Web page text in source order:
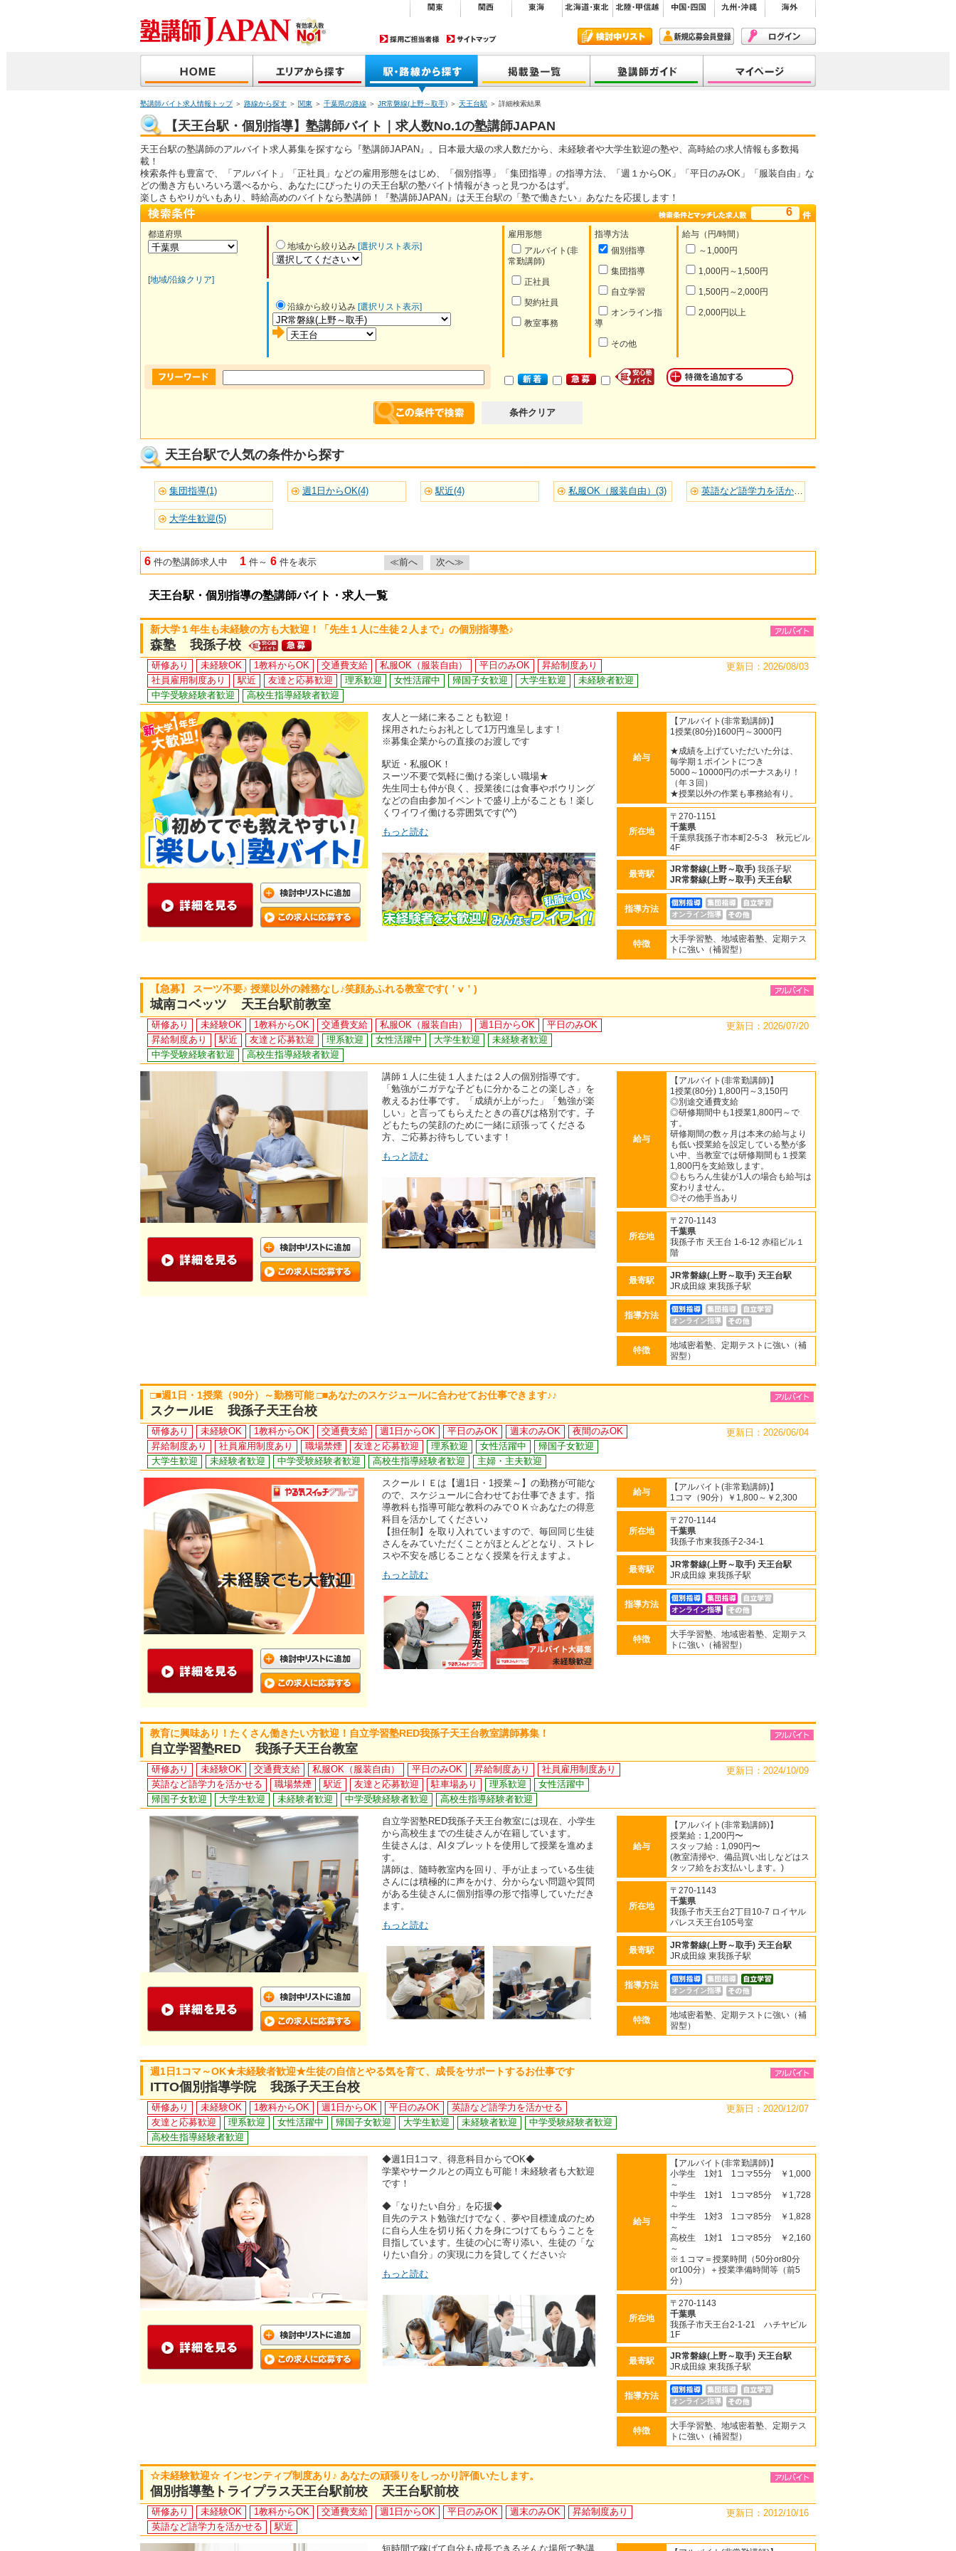
塾講師バイト求人情報トップ＞ 路線から探す ＞ 関東 ＞ 千葉県の路線 ＞ JR常磐線(上野～取手) ＞ 天王台駅 ＞ 詳細検索結果
【天王台駅・個別指導】塾講師バイト｜求人数No.1の塾講師JAPAN
天王台駅の塾講師のアルバイト求人募集を探すなら『塾講師JAPAN』。日本最大級の求人数だから、未経験者や大学生歓迎の塾や、高時給の求人情報も多数掲
載！
検索条件も豊富で、「アルバイト」「正社員」などの雇用形態をはじめ、「個別指導」「集団指導」の指導方法、「週１からOK」「平日のみOK」「服装自由」な
どの働き方もいろいろ選べるから、あなたにぴったりの天王台駅の塾バイト情報がきっと見つかるはず。
楽しさもやりがいもあり、時給高めのバイトなら塾講師！『塾講師JAPAN』は天王台駅の「塾で働きたい」あなたを応援します！
6
都道府県
[地域/沿線クリア]
地域から絞り込み [選択リスト表示]
雇用形態
アルバイト(非
常勤講師)
正社員
契約社員
教室事務
指導方法
個別指導
集団指導
自立学習
オンライン指
導
その他
給与（円/時間）
～1,000円
1,000円～1,500円
1,500円～2,000円
2,000円以上
沿線から絞り込み [選択リスト表示]
条件クリア
天王台駅で人気の条件から探す
集団指導(1) 週1日からOK(4) 駅近(4) 私服OK（服装自由）(3) 英語など語学力を活かせる(3)
大学生歓迎(5)
6 件の塾講師求人中 1 件～ 6 件を表示 ≪前へ 次へ≫
天王台駅・個別指導の塾講師バイト・求人一覧
新大学１年生も未経験の方も大歓迎！「先生１人に生徒２人まで」の個別指導塾♪
森塾 我孫子校
研修あり 未経験OK 1教科からOK 交通費支給 私服OK（服装自由） 平日のみOK
昇給制度あり
社員雇用制度あり
駅近 友達と応募歓迎 理系歓迎 女性活躍中 帰国子女歓迎 大学生歓迎
未経験者歓迎
中学受験経験者歓迎
高校生指導経験者歓迎
更新日：2026/08/03
友人と一緒に来ることも歓迎！
採用されたらお礼として1万円進呈します！
※募集企業からの直接のお渡しです
駅近・私服OK！
スーツ不要で気軽に働ける楽しい職場★
先生同士も仲が良く、授業後には食事やボウリング
などの自由参加イベントで盛り上がることも！楽し
くワイワイ働ける雰囲気です(^^)
もっと読む
給与
【アルバイト(非常勤講師)】
1授業(80分)1600円～3000円
★成績を上げていただいた分は、
毎学期１ポイントにつき
5000～10000円のボーナスあり！
（年３回）
★授業以外の作業も事務給有り。
所在地
〒270-1151
千葉県
千葉県我孫子市本町2-5-3 秋元ビル
4F
最寄駅
JR常磐線(上野～取手) 我孫子駅
JR常磐線(上野～取手) 天王台駅
指導方法
オンライン指導
特徴
大手学習塾、地域密着塾、定期テス
トに強い（補習型）
【急募】 スーツ不要♪ 授業以外の雑務なし♪笑顔あふれる教室です(＇v＇)
城南コベッツ 天王台駅前教室
研修あり 未経験OK 1教科からOK 交通費支給 私服OK（服装自由） 週1日からOK
平日のみOK
昇給制度あり
駅近 友達と応募歓迎 理系歓迎 女性活躍中 大学生歓迎
未経験者歓迎
中学受験経験者歓迎
高校生指導経験者歓迎
更新日：2026/07/20
講師１人に生徒１人または２人の個別指導です。
「勉強がニガテな子どもに分かることの楽しさ」を
教えるお仕事です。「成績が上がった」「勉強が楽
しい」と言ってもらえたときの喜びは格別です。子
どもたちの笑顔のために一緒に頑張ってくださる
方、ご応募お待ちしています！
もっと読む
給与
【アルバイト(非常勤講師)】
1授業(80分) 1,800円～3,150円
◎別途交通費支給
◎研修期間中も1授業1,800円～で
す。
研修期間の数ヶ月は本来の給与より
も低い授業給を設定している塾が多
い中、当教室では研修期間も１授業
1,800円を支給致します。
◎もちろん生徒が1人の場合も給与は
変わりません。
◎その他手当あり
所在地
〒270-1143
千葉県
我孫子市 天王台 1-6-12 赤稲ビル１
階
最寄駅
JR常磐線(上野～取手) 天王台駅
JR成田線 東我孫子駅
指導方法
オンライン指導
特徴
地域密着塾、定期テストに強い（補
習型）
□■週1日・1授業（90分）～勤務可能 □■あなたのスケジュールに合わせてお仕事できます♪♪
スクールIE 我孫子天王台校
研修あり 未経験OK 1教科からOK 交通費支給 週1日からOK 平日のみOK 週末のみOK
夜間のみOK
昇給制度あり
社員雇用制度あり 職場禁煙 友達と応募歓迎 理系歓迎 女性活躍中
帰国子女歓迎
大学生歓迎
未経験者歓迎 中学受験経験者歓迎 高校生指導経験者歓迎 主婦・主夫歓迎
更新日：2026/06/04
スクールＩＥは【週1日・1授業～】の勤務が可能な
ので、スケジュールに合わせてお仕事できます。指
導教科も指導可能な教科のみでＯＫ☆あなたの得意
科目を活かしてください♪
【担任制】を取り入れていますので、毎回同じ生徒
さんをみていただくことがほとんどとなり、ストレ
スや不安を感じることなく授業を行えますよ。
もっと読む
給与
【アルバイト(非常勤講師)】
1コマ（90分）￥1,800～￥2,300
所在地
〒270-1144
千葉県
我孫子市東我孫子2-34-1
最寄駅
JR常磐線(上野～取手) 天王台駅
JR成田線 東我孫子駅
指導方法
オンライン指導
特徴
大手学習塾、地域密着塾、定期テス
トに強い（補習型）
教育に興味あり！たくさん働きたい方歓迎！自立学習塾RED我孫子天王台教室講師募集！
自立学習塾RED 我孫子天王台教室
研修あり 未経験OK 交通費支給 私服OK（服装自由） 平日のみOK 昇給制度あり
社員雇用制度あり
英語など語学力を活かせる
職場禁煙 駅近 友達と応募歓迎 駐車場あり 理系歓迎
女性活躍中
帰国子女歓迎
大学生歓迎 未経験者歓迎 中学受験経験者歓迎 高校生指導経験者歓迎
更新日：2024/10/09
自立学習塾RED我孫子天王台教室には現在、小学生
から高校生までの生徒さんが在籍しています。
生徒さんは、AIタブレットを使用して授業を進めま
す。
講師は、随時教室内を回り、手が止まっている生徒
さんには積極的に声をかけ、分からない問題や質問
がある生徒さんに個別指導の形で指導していただき
ます。
もっと読む
給与
【アルバイト(非常勤講師)】
授業給：1,200円〜
スタッフ給：1,090円〜
(教室清掃や、備品買い出しなどはス
タッフ給をお支払いします。)
所在地
〒270-1143
千葉県
我孫子市天王台2丁目10-7 ロイヤル
パレス天王台105号室
最寄駅
JR常磐線(上野～取手) 天王台駅
JR成田線 東我孫子駅
指導方法
オンライン指導
特徴
地域密着塾、定期テストに強い（補
習型）
週1日1コマ～OK★未経験者歓迎★生徒の自信とやる気を育て、成長をサポートするお仕事です
ITTO個別指導学院 我孫子天王台校
研修あり 未経験OK 1教科からOK 週1日からOK 平日のみOK
英語など語学力を活かせる
友達と応募歓迎
理系歓迎 女性活躍中 帰国子女歓迎 大学生歓迎 未経験者歓迎
中学受験経験者歓迎
高校生指導経験者歓迎
更新日：2020/12/07
◆週1日1コマ、得意科目からでOK◆
学業やサークルとの両立も可能！未経験者も大歓迎
です！
◆「なりたい自分」を応援◆
目先のテスト勉強だけでなく、夢や目標達成のため
に自ら人生を切り拓く力を身につけてもらうことを
目指しています。生徒の心に寄り添い、生徒の「な
りたい自分」の実現に力を貸してください☆
もっと読む
給与
【アルバイト(非常勤講師)】
小学生 1対1 1コマ55分 ￥1,000
～
中学生 1対1 1コマ85分 ￥1,728
～
中学生 1対3 1コマ85分 ￥1,828
～
高校生 1対1 1コマ85分 ￥2,160
～
※１コマ＝授業時間（50分or80分
or100分）＋授業準備時間等（前5
分）
所在地
〒270-1143
千葉県
我孫子市天王台2‐1‐21 ハチヤビル
1F
最寄駅
JR常磐線(上野～取手) 天王台駅
JR成田線 東我孫子駅
指導方法
オンライン指導
特徴
大手学習塾、地域密着塾、定期テス
トに強い（補習型）
☆未経験歓迎☆ インセンティブ制度あり♪ あなたの頑張りをしっかり評価いたします。
個別指導塾トライプラス天王台駅前校 天王台駅前校
研修あり 未経験OK 1教科からOK 交通費支給 週1日からOK 平日のみOK 週末のみOK
昇給制度あり
英語など語学力を活かせる
駅近
更新日：2012/10/16
短時間で稼げて自分も成長できるそんな場所で塾講